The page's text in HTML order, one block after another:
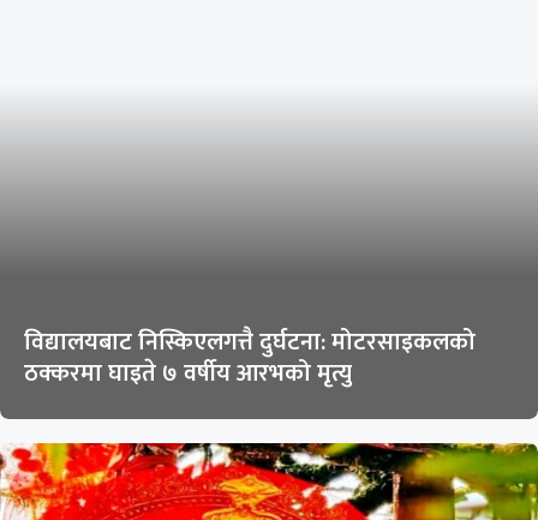
विद्यालयबाट निस्किएलगत्तै दुर्घटना: मोटरसाइकलको
ठक्करमा घाइते ७ वर्षीय आरभको मृत्यु